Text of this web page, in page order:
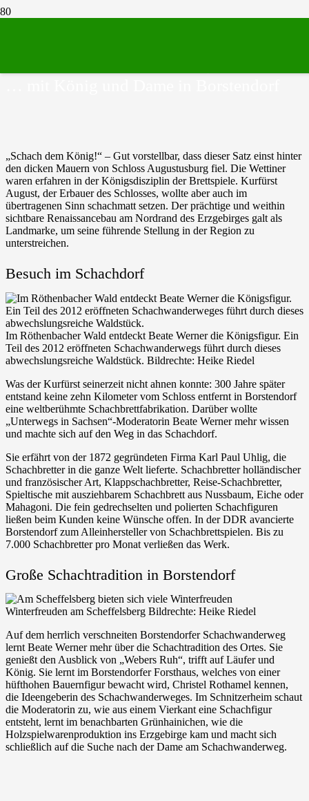
„Schach dem König!“ – Gut vorstellbar, dass dieser Satz einst hinter
den dicken Mauern von Schloss Augustusburg fiel. Die Wettiner
waren erfahren in der Königsdisziplin der Brettspiele. Kurfürst
August, der Erbauer des Schlosses, wollte aber auch im
übertragenen Sinn schachmatt setzen. Der prächtige und weithin
sichtbare Renaissancebau am Nordrand des Erzgebirges galt als
Landmarke, um seine führende Stellung in der Region zu
unterstreichen.
Besuch im Schachdorf
Im Röthenbacher Wald entdeckt Beate Werner die Königsfigur. Ein
Teil des 2012 eröffneten Schachwanderwegs führt durch dieses
abwechslungsreiche Waldstück. Bildrechte: Heike Riedel
Was der Kurfürst seinerzeit nicht ahnen konnte: 300 Jahre später
entstand keine zehn Kilometer vom Schloss entfernt in Borstendorf
eine weltberühmte Schachbrettfabrikation. Darüber wollte
„Unterwegs in Sachsen“-Moderatorin Beate Werner mehr wissen
und machte sich auf den Weg in das Schachdorf.
Sie erfährt von der 1872 gegründeten Firma Karl Paul Uhlig, die
Schachbretter in die ganze Welt lieferte. Schachbretter holländischer
und französischer Art, Klappschachbretter, Reise-Schachbretter,
Spieltische mit ausziehbarem Schachbrett aus Nussbaum, Eiche oder
Mahagoni. Die fein gedrechselten und polierten Schachfiguren
ließen beim Kunden keine Wünsche offen. In der DDR avancierte
Borstendorf zum Alleinhersteller von Schachbrettspielen. Bis zu
7.000 Schachbretter pro Monat verließen das Werk.
Große Schachtradition in Borstendorf
Winterfreuden am Scheffelsberg Bildrechte: Heike Riedel
Auf dem herrlich verschneiten Borstendorfer Schachwanderweg
lernt Beate Werner mehr über die Schachtradition des Ortes. Sie
genießt den Ausblick von „Webers Ruh“, trifft auf Läufer und
König. Sie lernt im Borstendorfer Forsthaus, welches von einer
hüfthohen Bauernfigur bewacht wird, Christel Rothamel kennen,
die Ideengeberin des Schachwanderweges. Im Schnitzerheim schaut
die Moderatorin zu, wie aus einem Vierkant eine Schachfigur
entsteht, lernt im benachbarten Grünhainichen, wie die
Holzspielwarenproduktion ins Erzgebirge kam und macht sich
schließlich auf die Suche nach der Dame am Schachwanderweg.